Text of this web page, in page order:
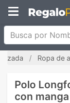
Busca por
Ropa de
Polo
con